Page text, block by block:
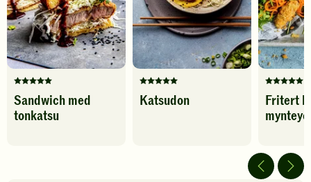
Denne
oppskriften
har
Sandwich med
tonkatsu
Denne
oppskriften
Katsudon
Denne
har
av
5
Fritert